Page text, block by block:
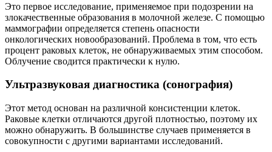
Это первое исследование, применяемое при подозрении на
злокачественные образования в молочной железе. С помощью
маммографии определяется степень опасности
онкологических новообразований. Проблема в том, что есть
процент раковых клеток, не обнаруживаемых этим способом.
Облучение сводится практически к нулю.
Ультразвуковая диагностика (сонография)
Этот метод основан на различной консистенции клеток.
Раковые клетки отличаются другой плотностью, поэтому их
можно обнаружить. В большинстве случаев применяется в
совокупности с другими вариантами исследований.